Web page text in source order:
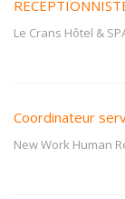
Le Crans Hôtel &
Coordinateur
New Work Human